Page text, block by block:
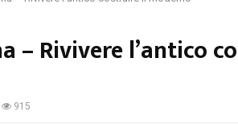
– Rivivere l’antico
915